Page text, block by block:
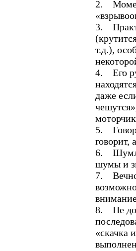
2.
3.
т.д.),
4. Его
даже
5.
говорит,
6.
шумы и
7. Вечно
8. Не
«скачка